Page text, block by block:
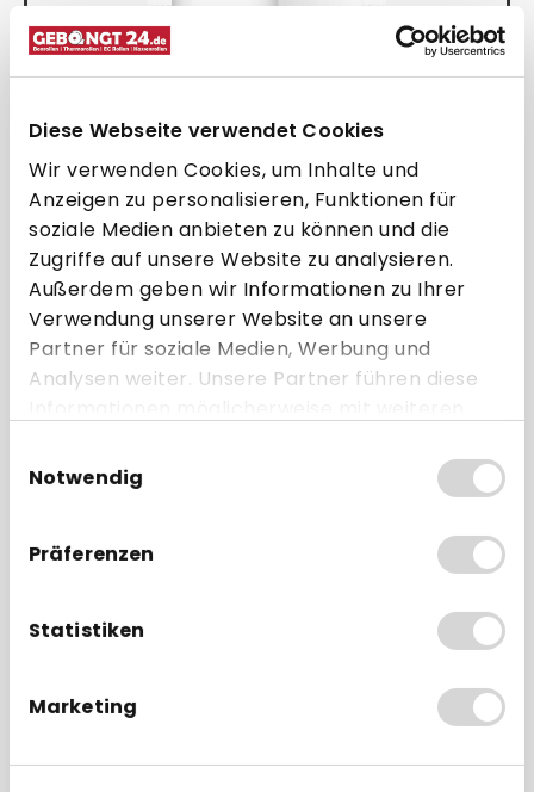
Diese Webseite verwendet Cookies
Wir verwenden Cookies, um Inhalte und
Anzeigen zu personalisieren, Funktionen für
soziale Medien anbieten zu können und die
Zugriffe auf unsere Website zu analysieren.
Außerdem geben wir Informationen zu Ihrer
Verwendung unserer Website an unsere
Partner für soziale Medien, Werbung und
Analysen weiter. Unsere Partner führen diese
haben oder die sie im Rahmen Ihrer Nutzung
der Dienste gesammelt haben.
Notwendig
Präferenzen
Statistiken
Marketing
(für Zebra Drucker)
101,6 mm 30 m
"
53 mm
frei)
Etiketten